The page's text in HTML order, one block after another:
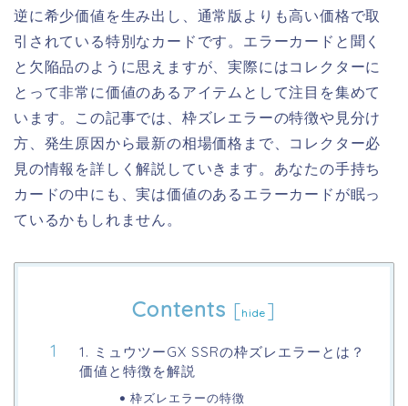
逆に希少価値を生み出し、通常版よりも高い価格で取
引されている特別なカードです。エラーカードと聞く
と欠陥品のように思えますが、実際にはコレクターに
とって非常に価値のあるアイテムとして注目を集めて
います。この記事では、枠ズレエラーの特徴や見分け
方、発生原因から最新の相場価格まで、コレクター必
見の情報を詳しく解説していきます。あなたの手持ち
カードの中にも、実は価値のあるエラーカードが眠っ
ているかもしれません。
Contents [hide ]
1. ミュウツーGX SSRの枠ズレエラーとは？
価値と特徴を解説
枠ズレエラーの特徴